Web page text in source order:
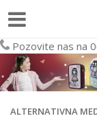
Pozovite nas na
ALTERNATIVNA